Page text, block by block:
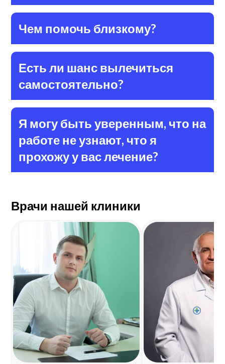
Чем помочь близкому?
Есть ли шанс вылечиться
самостоятельно?
Я могу быть уверенным, что на
работе не узнают, что я
прохожу у вас лечение?
Врачи нашей клиники